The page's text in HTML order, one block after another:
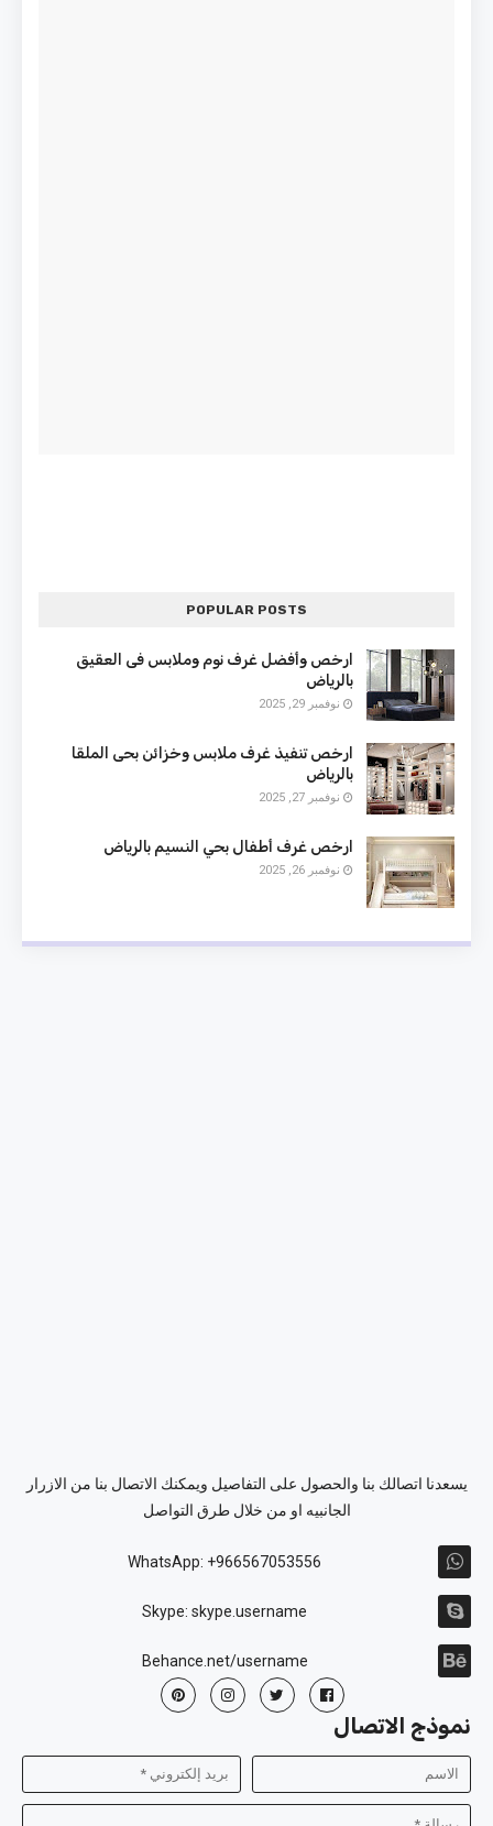
POPULAR POSTS
ارخص وأفضل غرف نوم وملابس فى العقيق
بالرياض
نوفمبر 29, 2025
ارخص تنفيذ غرف ملابس وخزائن بحى الملقا
بالرياض
نوفمبر 27, 2025
ارخص غرف أطفال بحي النسيم بالرياض
نوفمبر 26, 2025
يسعدنا اتصالك بنا والحصول على التفاصيل ويمكنك الاتصال بنا من الازرار
الجانبيه او من خلال طرق التواصل
WhatsApp: +966567053556
Skype: skype.username
Behance.net/username
نموذج الاتصال